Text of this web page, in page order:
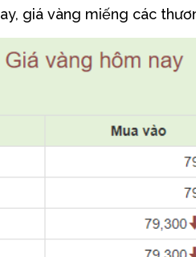
giá vàng miếng các